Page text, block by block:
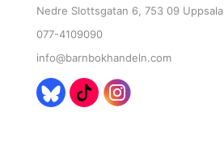
Nedre Slottsgatan 6, 753 09 Uppsala
077-4109090
info@barnbokhandeln.com